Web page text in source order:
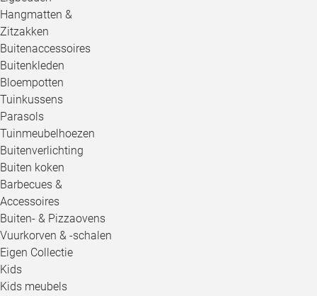
Hangmatten &
Zitzakken
Buitenaccessoires
Buitenkleden
Bloempotten
Tuinkussens
Parasols
Tuinmeubelhoezen
Buitenverlichting
Buiten koken
Barbecues &
Accessoires
Buiten- & Pizzaovens
Vuurkorven & -schalen
Eigen Collectie
Kids
Kids meubels